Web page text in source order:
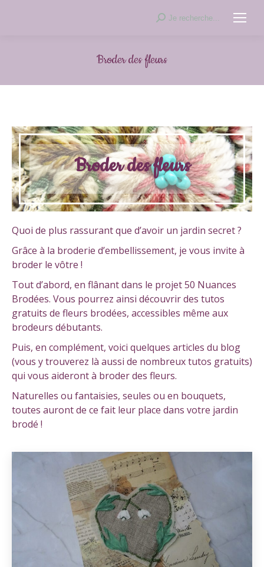
Recherche
Je recherche...
Broder des fleurs
Broder des fleurs
Quoi de plus rassurant que d’avoir un jardin secret ?
Grâce à la broderie d’embellissement, je vous invite à
broder le vôtre !
Tout d’abord, en flânant dans le projet 50 Nuances
Brodées. Vous pourrez ainsi découvrir des tutos
gratuits de fleurs brodées, accessibles même aux
brodeurs débutants.
Puis, en complément, voici quelques articles du blog
(vous y trouverez là aussi de nombreux tutos gratuits)
qui vous aideront à broder des fleurs.
Naturelles ou fantaisies, seules ou en bouquets,
toutes auront de ce fait leur place dans votre jardin
brodé !